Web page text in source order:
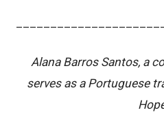
Alana Barros Santos, a
serves as a Portuguese